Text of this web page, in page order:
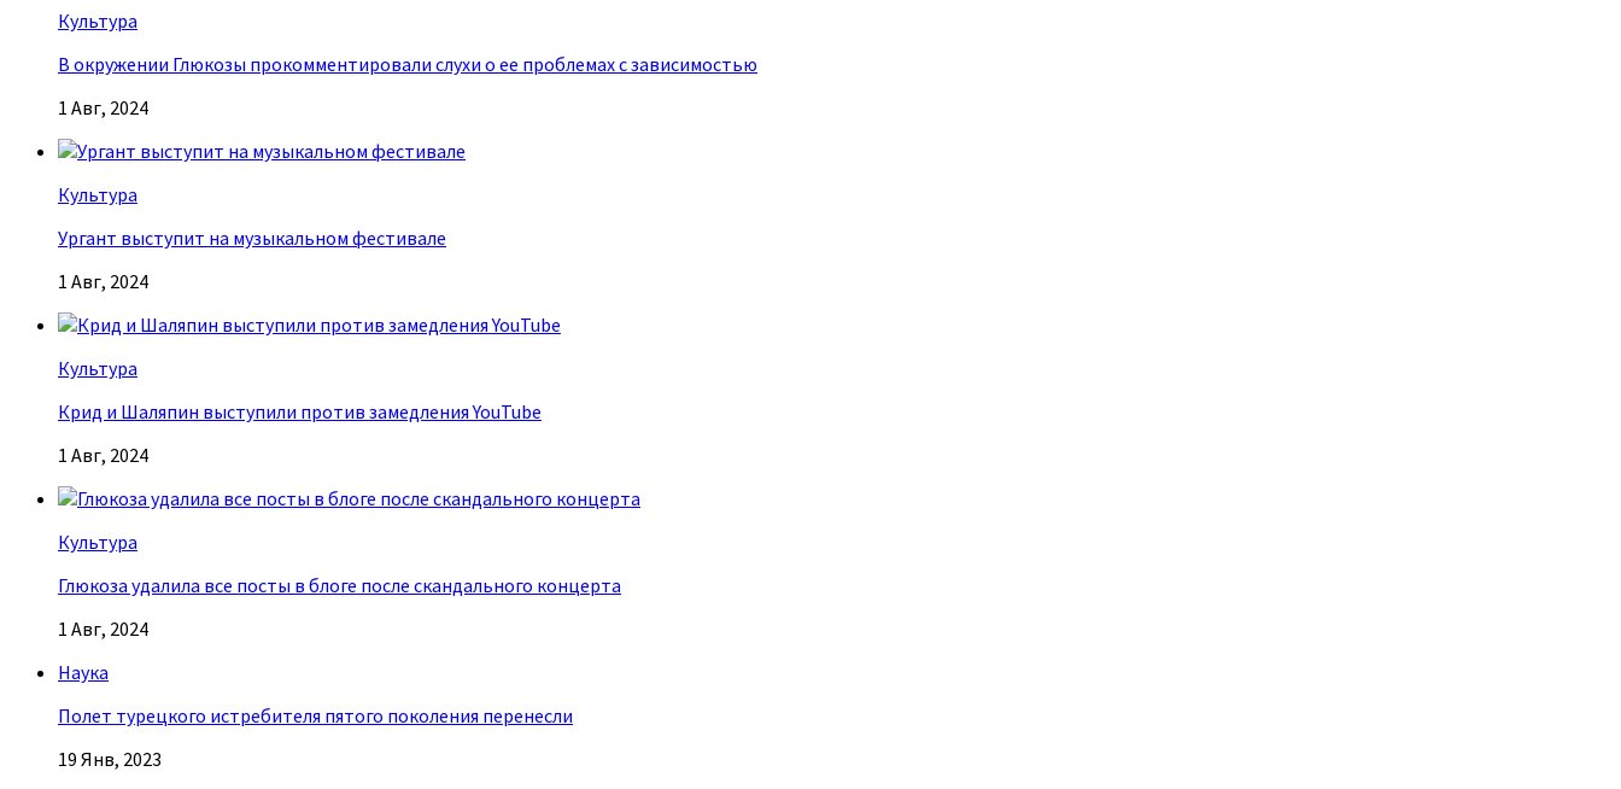
Культура
В окружении Глюкозы прокомментировали слухи о ее проблемах с зависимостью
1 Авг, 2024
Культура
Ургант выступит на музыкальном фестивале
1 Авг, 2024
Культура
Крид и Шаляпин выступили против замедления YouTube
1 Авг, 2024
Культура
Глюкоза удалила все посты в блоге после скандального концерта
1 Авг, 2024
Наука
Полет турецкого истребителя пятого поколения перенесли
19 Янв, 2023